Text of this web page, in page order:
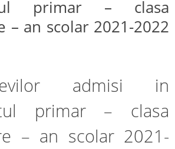
primar – clasa
– an scolar 2021-2022
admisi in
primar – clasa
– an scolar 2021-